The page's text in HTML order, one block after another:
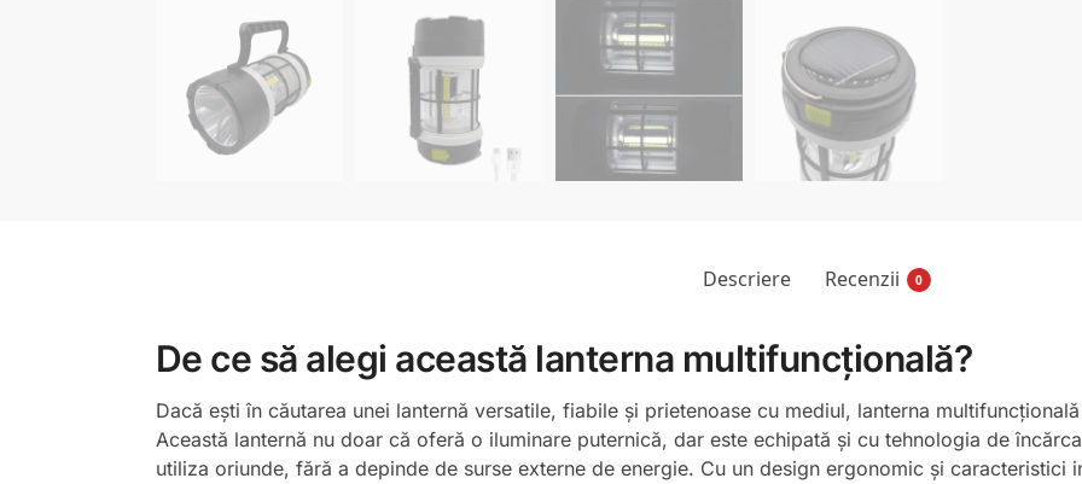
Descriere Recenzii 0
De ce să alegi această lanterna multifuncțională?
Dacă ești în căutarea unei lanternă versatile, fiabile și prietenoase cu mediul, lanterna
Această lanternă nu doar că oferă o iluminare puternică, dar este echipată și cu tehnologia de
utiliza oriunde, fără a depinde de surse externe de energie. Cu un design ergonomic și caracteristici